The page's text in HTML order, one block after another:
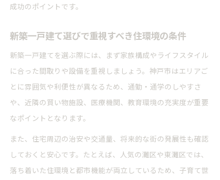
成功のポイントです。
新築一戸建て選びで重視すべき住環境の条件
新築一戸建てを選ぶ際には、まず家族構成やライフスタイル
に合った間取りや設備を重視しましょう。神戸市はエリアご
とに雰囲気や利便性が異なるため、通勤・通学のしやすさ
や、近隣の買い物施設、医療機関、教育環境の充実度が重要
なポイントとなります。
また、住宅周辺の治安や交通量、将来的な街の発展性も確認
しておくと安心です。たとえば、人気の灘区や東灘区では、
落ち着いた住環境と都市機能が両立しているため、子育て世